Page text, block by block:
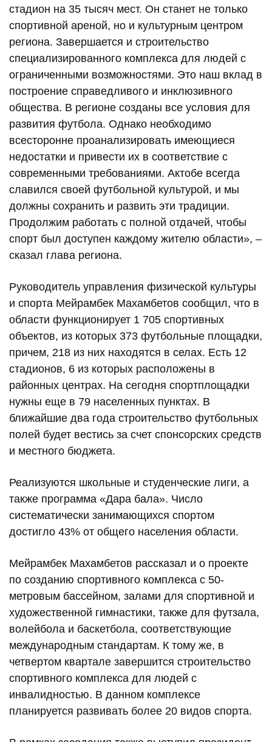
стадион на 35 тысяч мест. Он станет не только
спортивной ареной, но и культурным центром
региона. Завершается и строительство
специализированного комплекса для людей с
ограниченными возможностями. Это наш вклад в
построение справедливого и инклюзивного
общества. В регионе созданы все условия для
развития футбола. Однако необходимо
всесторонне проанализировать имеющиеся
недостатки и привести их в соответствие с
современными требованиями. Актобе всегда
славился своей футбольной культурой, и мы
должны сохранить и развить эти традиции.
Продолжим работать с полной отдачей, чтобы
спорт был доступен каждому жителю области», –
сказал глава региона.
Руководитель управления физической культуры
и спорта Мейрамбек Махамбетов сообщил, что в
области функционирует 1 705 спортивных
объектов, из которых 373 футбольные площадки,
причем, 218 из них находятся в селах. Есть 12
стадионов, 6 из которых расположены в
районных центрах. На сегодня спортплощадки
нужны еще в 79 населенных пунктах. В
ближайшие два года строительство футбольных
полей будет вестись за счет спонсорских средств
и местного бюджета.
Реализуются школьные и студенческие лиги, а
также программа «Дара бала». Число
систематически занимающихся спортом
достигло 43% от общего населения области.
Мейрамбек Махамбетов рассказал и о проекте
по созданию спортивного комплекса с 50-
метровым бассейном, залами для спортивной и
художественной гимнастики, также для футзала,
волейбола и баскетбола, соответствующие
международным стандартам. К тому же, в
четвертом квартале завершится строительство
спортивного комплекса для людей с
инвалидностью. В данном комплексе
планируется развивать более 20 видов спорта.